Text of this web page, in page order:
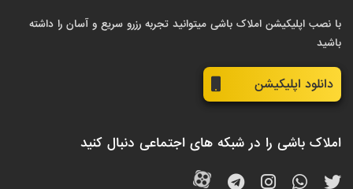
با نصب اپلیکیشن املاک باشی میتوانید تجربه رزرو سریع و آسان را داشته
باشید
دانلود اپلیکیشن
املاک باشی را در شبکه های اجتماعی دنبال کنید